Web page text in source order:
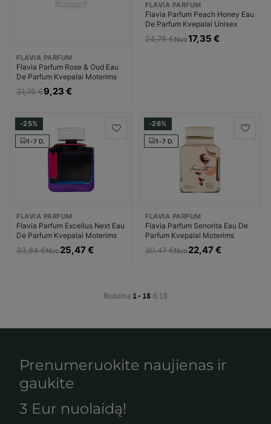
FLAVIA PARFUM
Flavia Parfum Rose & Oud Eau
De Parfum Kvepalai Moterims
31,76 €9,23 €
FLAVIA PARFUM
Flavia Parfum Peach Honey Eau
De Parfum Kvepalai Unisex
24,78 €Nuo17,35 €
-25%
1-7 D.
FLAVIA PARFUM
Flavia Parfum Excellus Next Eau
De Parfum Kvepalai Moterims
33,84 €Nuo 25,47 €
-26%
1-7 D.
FLAVIA PARFUM
Flavia Parfum Senorita Eau De
Parfum Kvepalai Moterims
30,47 €Nuo 22,47 €
Rodoma 1 - 18 iš 18
Prenumeruokite naujienas ir
gaukite
3 Eur nuolaidą!